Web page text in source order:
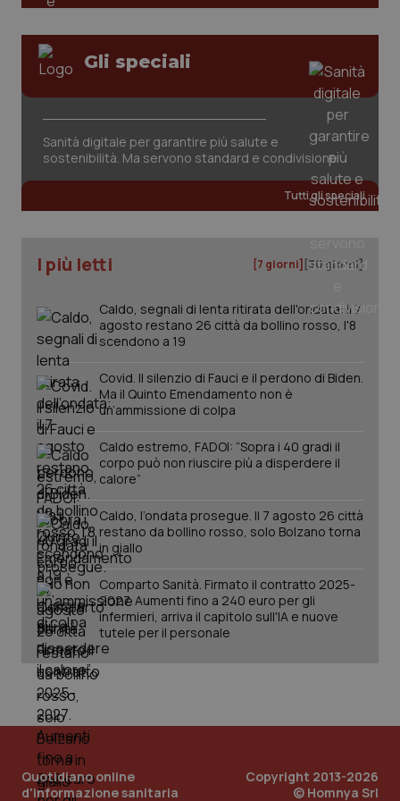
Sangue & coagulazione
Tiroide
Tumore al seno
Tumore ovarico
Tumori del Polmone & Testa Collo
Tumori gastrointestinali
Ulcera & Reflusso
Vaccini
Gli speciali
Sanità digitale per garantire più salute e
sostenibilità. Ma servono standard e condivisione
Tutti gli speciali
I più letti [7 giorni] [30 giorni]
Caldo, segnali di lenta ritirata dell'ondata: il 7
agosto restano 26 città da bollino rosso, l'8
scendono a 19
Covid. Il silenzio di Fauci e il perdono di Biden.
Ma il Quinto Emendamento non è
un’ammissione di colpa
Caldo estremo, FADOI: “Sopra i 40 gradi il
corpo può non riuscire più a disperdere il
calore”
Caldo, l’ondata prosegue. Il 7 agosto 26 città
restano da bollino rosso, solo Bolzano torna
in giallo
Comparto Sanità. Firmato il contratto 2025-
2027. Aumenti fino a 240 euro per gli
infermieri, arriva il capitolo sull'IA e nuove
tutele per il personale
Quotidiano online
d'informazione sanitaria
Copyright 2013-2026
© Homnya Srl
Nome
Fornitore/Dominio
VISITOR_PRIVACY_METADATA
YouTube
5
CookieScriptConsent
CookieScript
tracking-sites-ironfish-
tracking-enable
tracking-sites-ironfish-
session-id